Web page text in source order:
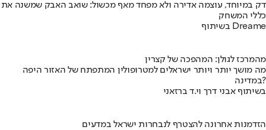
דק במיוחד, עוצמה אדירה ולא מפחד מאף מכשול: שואב האבק שמשנה את
כללי המשחק
בשיתוף Dreame
מהמרכז לגולן: המהפכה של קצרין
מה מושך יותר ויותר ישראלים למטרופולין המתפתח של האזור היפה
במדינה?
בשיתוף אבני דרך וי.ד ברזאני
הזדמנות אחרונה להצטרף לנבחרות ישראל במדעים